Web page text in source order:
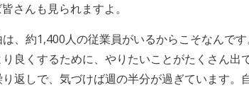
さんも見られますよ。
、約1,400人の従業員がいるからこそなんで
良くするために、やりたいことがたくさん
返しで、気づけば週の半分が過ぎています